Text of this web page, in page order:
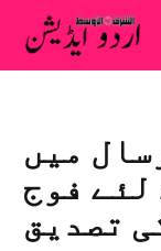
میں
فوج
تصدیق